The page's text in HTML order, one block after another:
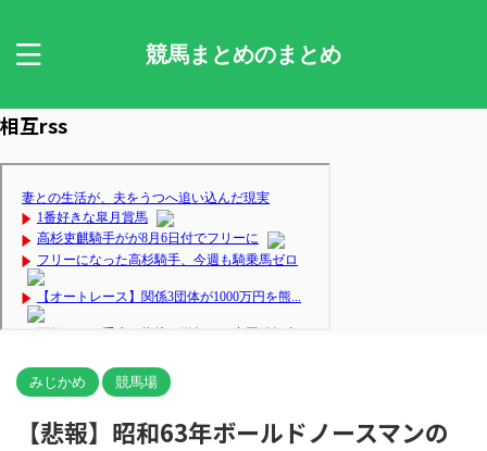
競馬まとめのまとめ
相互rss
みじかめ 競馬場
【悲報】昭和63年ボールドノースマンの